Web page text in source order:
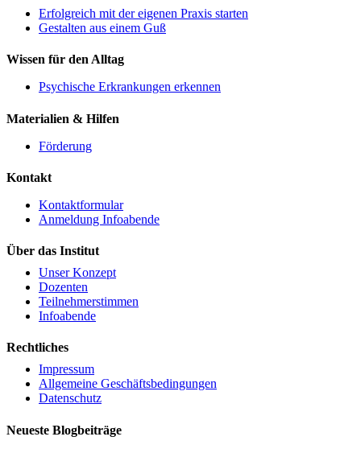
Erfolgreich mit der eigenen Praxis starten
Gestalten aus einem Guß
Wissen für den Alltag
Psychische Erkrankungen erkennen
Materialien & Hilfen
Förderung
Kontakt
Kontaktformular
Anmeldung Infoabende
Über das Institut
Unser Konzept
Dozenten
Teilnehmerstimmen
Infoabende
Rechtliches
Impressum
Allgemeine Geschäftsbedingungen
Datenschutz
Neueste Blogbeiträge